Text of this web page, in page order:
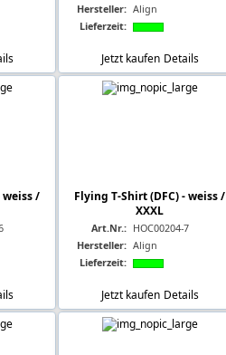
Hersteller: Align
Lieferzeit:
Jetzt kaufen Details
weiss /
Flying T-Shirt (DFC) - weiss /
XXXL
Art.Nr.: HOC00204-7
Hersteller: Align
Lieferzeit:
Jetzt kaufen Details